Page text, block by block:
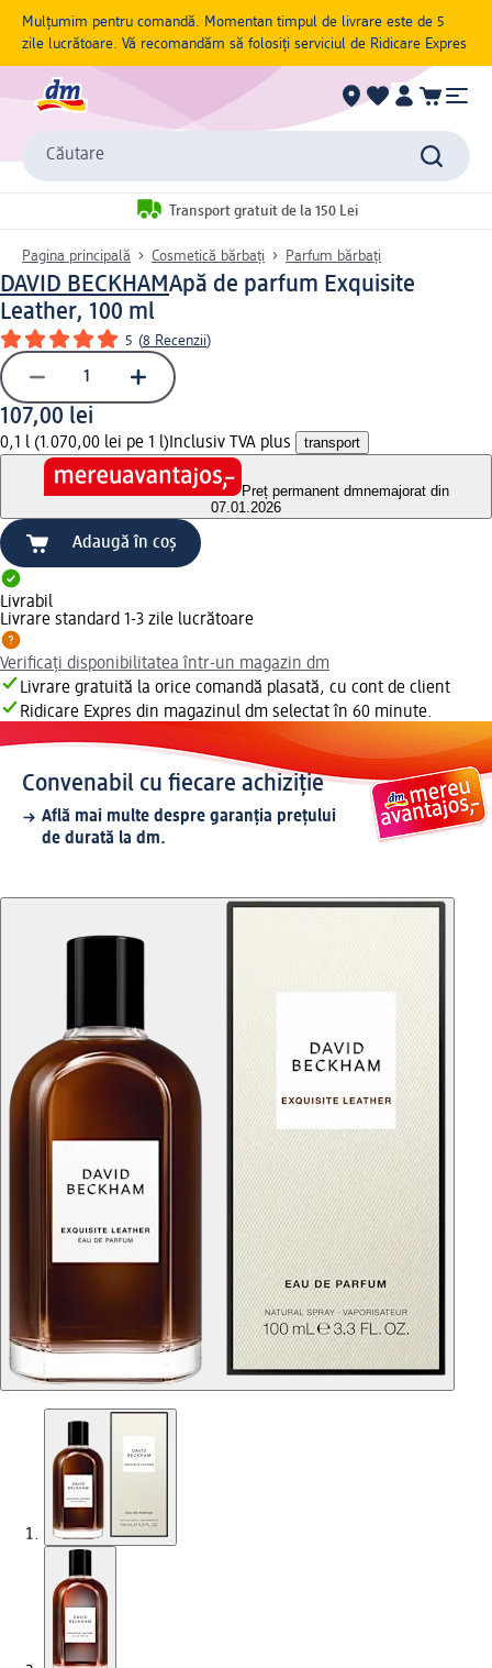
Mulțumim pentru comandă. Momentan timpul de livrare este de 5
zile lucrătoare. Vă recomandăm să folosiți serviciul de Ridicare Expres
Căutare
Transport gratuit de la 150 Lei
Pagina principală Cosmetică bărbați Parfum bărbaţi
DAVID BECKHAMApă de parfum Exquisite
Leather, 100 ml
5 (8 Recenzii)
107,00 lei
0,1 l (1.070,00 lei pe 1 l) Inclusiv TVA plus transport
Preț permanent dmnemajorat din
07.01.2026
Adaugă în coș
Livrabil
Livrare standard 1-3 zile lucrătoare
Verificați disponibilitatea într-un magazin dm
Livrare gratuită la orice comandă plasată, cu cont de client
Ridicare Expres din magazinul dm selectat în 60 minute.
Convenabil cu fiecare achiziție
Află mai multe despre garanția prețului
de durată la dm.